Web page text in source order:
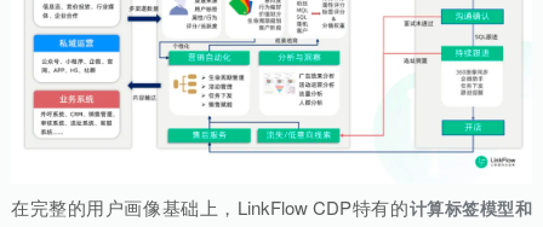
在完整的用户画像基础上，LinkFlow CDP特有的计算标签模型和